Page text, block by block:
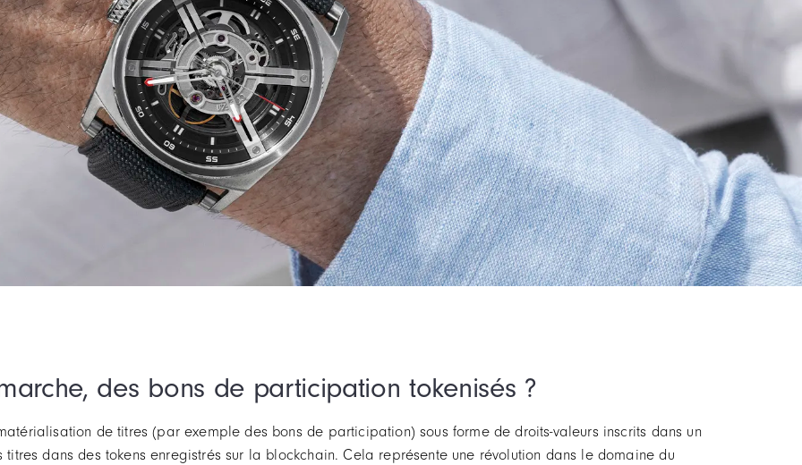
des bons de participation tokenisés ?
de titres (par exemple des bons de participation) sous forme de droits-valeurs inscrits dans un
dans des tokens enregistrés sur la blockchain. Cela représente une révolution dans le domaine du